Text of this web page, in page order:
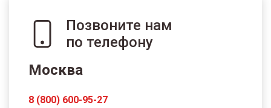
Позвоните нам
по телефону
Москва
8 (800) 600-95-27